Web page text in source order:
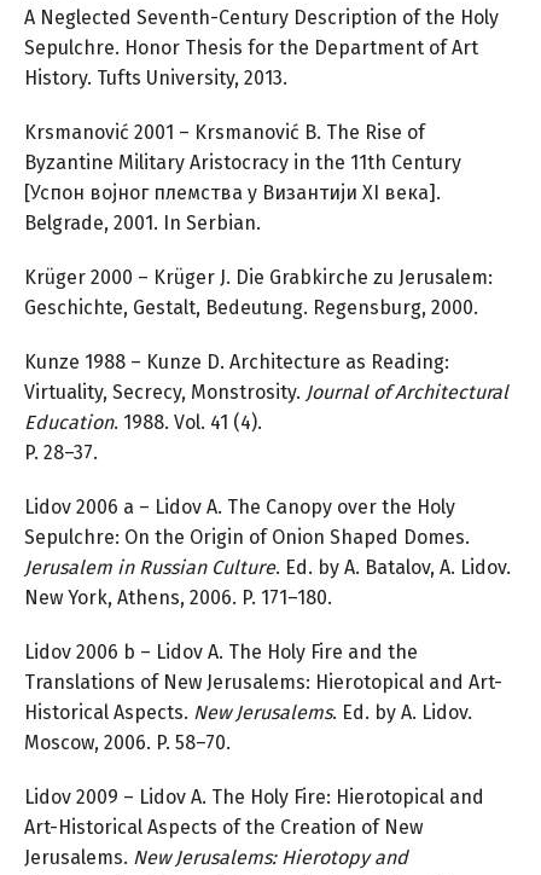
A Neglected Seventh-Century Description of the Holy
Sepulchre. Honor Thesis for the Department of Art
History. Tufts University, 2013.
Krsmanović 2001 – Krsmanović B. The Rise of
Byzantine Military Aristocracy in the 11th Century
[Успон воjног племства у Византиjи XI века].
Belgrade, 2001. In Serbian.
Krüger 2000 – Krüger J. Die Grabkirche zu Jerusalem:
Geschichte, Gestalt, Bedeutung. Regensburg, 2000.
Kunze 1988 – Kunze D. Architecture as Reading:
Virtuality, Secrecy, Monstrosity. Journal of Architectural
Education. 1988. Vol. 41 (4).
P. 28–37.
Lidov 2006 a – Lidov A. The Canopy over the Holy
Sepulchre: On the Origin of Onion Shaped Domes.
Jerusalem in Russian Culture. Ed. by A. Batalov, A. Lidov.
New York, Athens, 2006. P. 171–180.
Lidov 2006 b – Lidov A. The Holy Fire and the
Translations of New Jerusalems: Hierotopical and Art-
Historical Aspects. New Jerusalems. Ed. by A. Lidov.
Moscow, 2006. P. 58–70.
Lidov 2009 – Lidov A. The Holy Fire: Hierotopical and
Art-Historical Aspects of the Creation of New
Jerusalems. New Jerusalems: Hierotopy and